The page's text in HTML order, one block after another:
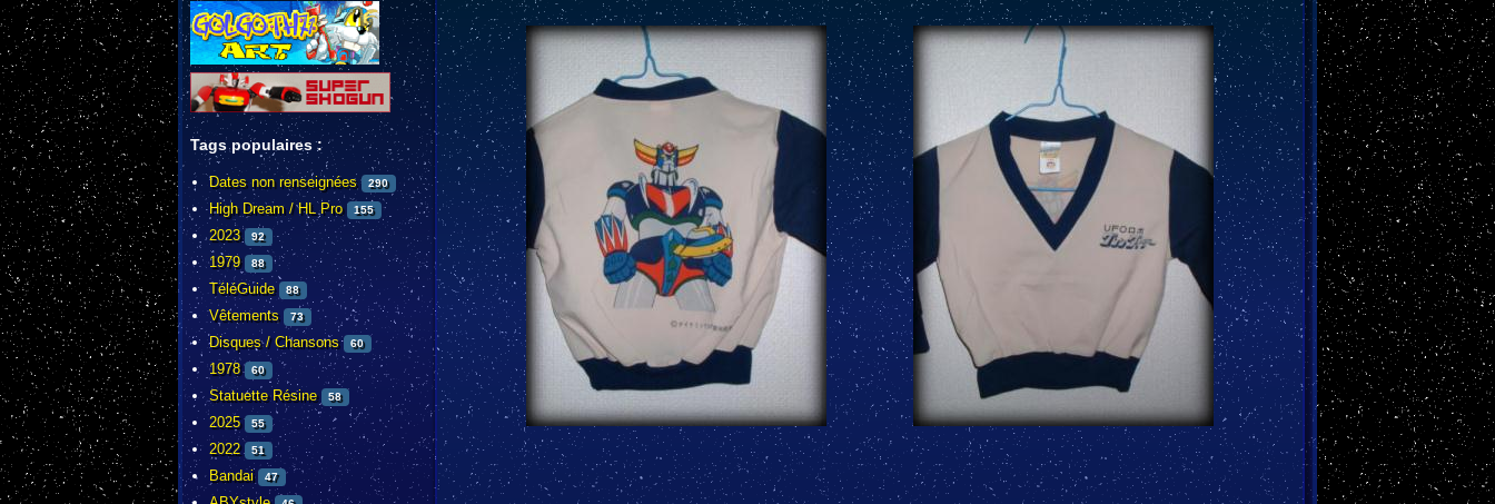
Tags populaires :
Dates non renseignées 290
High Dream / HL Pro 155
2023 92
1979 88
TéléGuide 88
Vêtements 73
Disques / Chansons 60
1978 60
Statuette Résine 58
2025 55
2022 51
Bandai 47